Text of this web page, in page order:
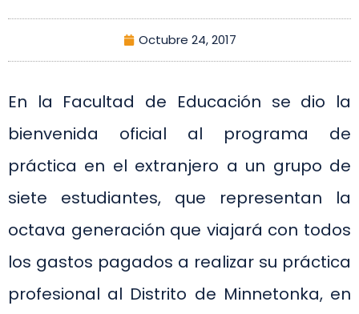
Octubre 24, 2017
En la Facultad de Educación se dio la
bienvenida oficial al programa de
práctica en el extranjero a un grupo de
siete estudiantes, que representan la
octava generación que viajará con todos
los gastos pagados a realizar su práctica
profesional al Distrito de Minnetonka, en